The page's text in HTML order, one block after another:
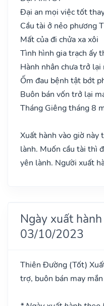
Đại an mọi việc tốt
Cầu tài ở nẻo phương
Mất của đi chửa xa xôi
Tình hình gia trạch ấy
Hành nhân chưa trở lại
Ốm đau bệnh tật bớt
Buôn bán vốn trở lại
Tháng Giêng tháng 8
Xuất hành vào giờ này
lành. Muốn cầu tài thì
yên lành. Người xuất
Ngày xuất
03/10/2023
Thiên Đường (Tốt)
trợ, buôn bán may